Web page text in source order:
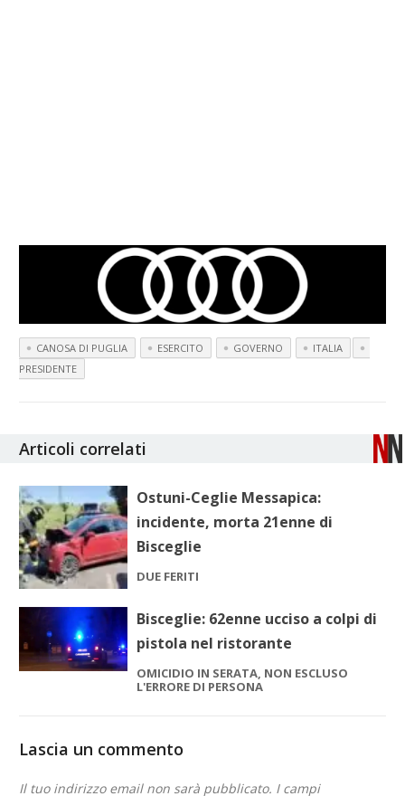
CANOSA DI PUGLIA ESERCITO GOVERNO
ITALIA
PRESIDENTE
Articoli correlati
Ostuni-Ceglie Messapica:
incidente, morta 21enne di
Bisceglie
DUE FERITI
Bisceglie: 62enne ucciso a colpi di
pistola nel ristorante
OMICIDIO IN SERATA, NON ESCLUSO
L'ERRORE DI PERSONA
Lascia un commento
Il tuo indirizzo email non sarà pubblicato. I campi